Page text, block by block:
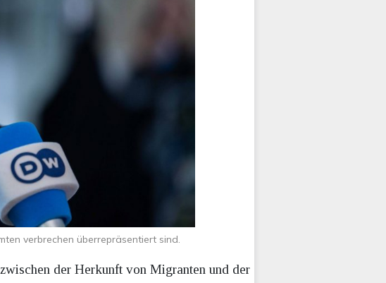
verbrechen überrepräsentiert sind.
der Herkunft von Migranten und der